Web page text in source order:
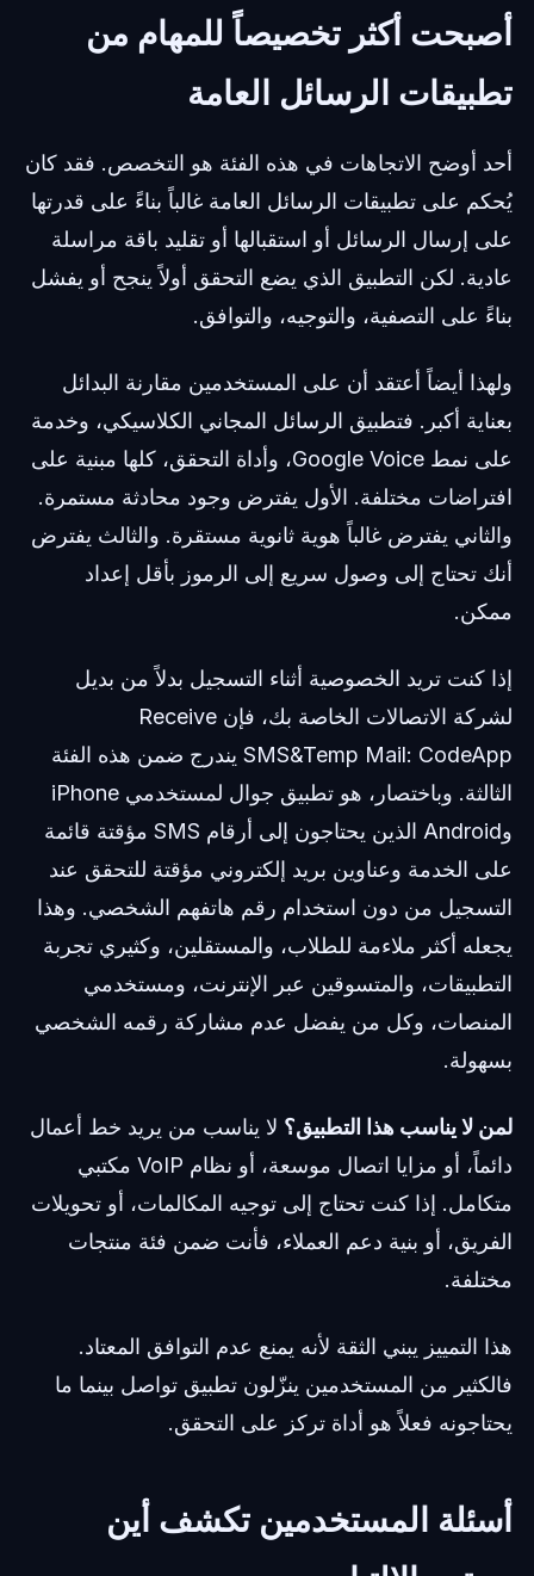
أصبحت أكثر تخصيصاً للمهام من
تطبيقات الرسائل العامة
أحد أوضح الاتجاهات في هذه الفئة هو التخصص. فقد كان
يُحكم على تطبيقات الرسائل العامة غالباً بناءً على قدرتها
على إرسال الرسائل أو استقبالها أو تقليد باقة مراسلة
عادية. لكن التطبيق الذي يضع التحقق أولاً ينجح أو يفشل
بناءً على التصفية، والتوجيه، والتوافق.
ولهذا أيضاً أعتقد أن على المستخدمين مقارنة البدائل
بعناية أكبر. فتطبيق الرسائل المجاني الكلاسيكي، وخدمة
على نمط Google Voice، وأداة التحقق، كلها مبنية على
افتراضات مختلفة. الأول يفترض وجود محادثة مستمرة.
والثاني يفترض غالباً هوية ثانوية مستقرة. والثالث يفترض
أنك تحتاج إلى وصول سريع إلى الرموز بأقل إعداد
ممكن.
إذا كنت تريد الخصوصية أثناء التسجيل بدلاً من بديل
لشركة الاتصالات الخاصة بك، فإن Receive
SMS&Temp Mail: CodeApp يندرج ضمن هذه الفئة
الثالثة. وباختصار، هو تطبيق جوال لمستخدمي iPhone
وAndroid الذين يحتاجون إلى أرقام SMS مؤقتة قائمة
على الخدمة وعناوين بريد إلكتروني مؤقتة للتحقق عند
التسجيل من دون استخدام رقم هاتفهم الشخصي. وهذا
يجعله أكثر ملاءمة للطلاب، والمستقلين، وكثيري تجربة
التطبيقات، والمتسوقين عبر الإنترنت، ومستخدمي
المنصات، وكل من يفضل عدم مشاركة رقمه الشخصي
بسهولة.
لمن لا يناسب هذا التطبيق؟ لا يناسب من يريد خط أعمال
دائماً، أو مزايا اتصال موسعة، أو نظام VoIP مكتبي
متكامل. إذا كنت تحتاج إلى توجيه المكالمات، أو تحويلات
الفريق، أو بنية دعم العملاء، فأنت ضمن فئة منتجات
مختلفة.
هذا التمييز يبني الثقة لأنه يمنع عدم التوافق المعتاد.
فالكثير من المستخدمين ينزّلون تطبيق تواصل بينما ما
يحتاجونه فعلاً هو أداة تركز على التحقق.
أسئلة المستخدمين تكشف أين